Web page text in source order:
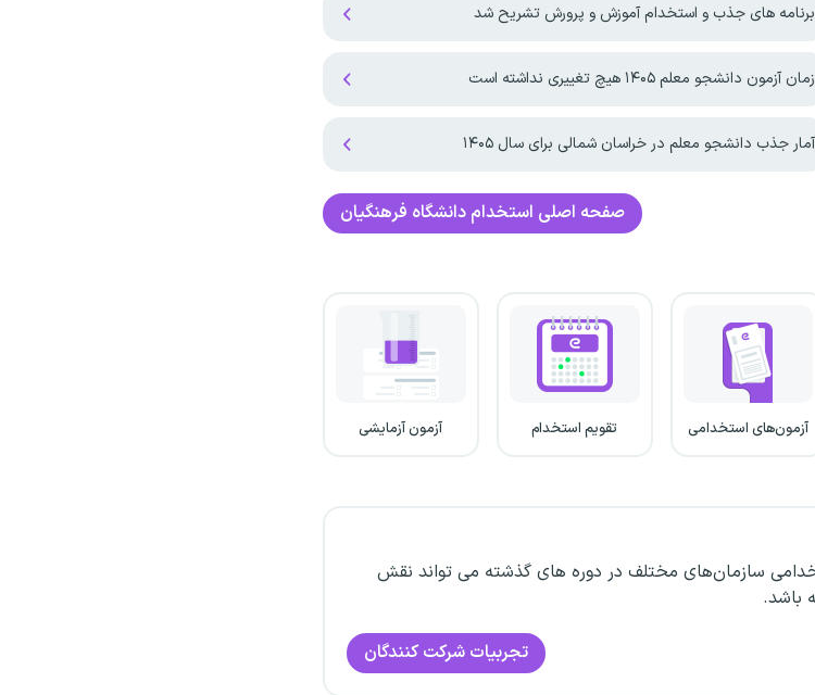
برنامه های جذب و استخدام آموزش و پرورش تشریح شد
زمان آزمون دانشجو معلم ۱۴۰۵ هیچ تغییری نداشته است
آمار جذب دانشجو معلم در خراسان شمالی برای سال ۱۴۰۵
صفحه اصلی استخدام دانشگاه فرهنگیان
آزمون‌های استخدامی تقویم استخدام آزمون آزمایشی
سازمان‌های مختلف در دوره های گذشته می تواند نقش
باشد.
تجربیات شرکت کنندگان